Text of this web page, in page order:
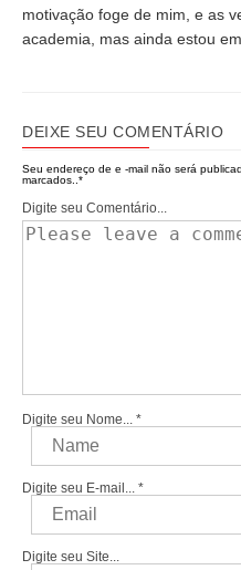
motivação foge de mim, e as
academia, mas ainda estou
DEIXE SEU COMENTÁRIO
Seu endereço de e -mail não será
marcados.. *
Digite seu Comentário...
Digite seu Nome... *
Digite seu E-mail... *
Digite seu Site...